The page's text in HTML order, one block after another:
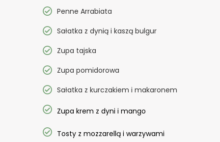
Penne Arrabiata
Sałatka z dynią i kaszą bulgur
Zupa tajska
Zupa pomidorowa
Sałatka z kurczakiem i makaronem
Zupa krem z dyni i mango
Tosty z mozzarellą i warzywami